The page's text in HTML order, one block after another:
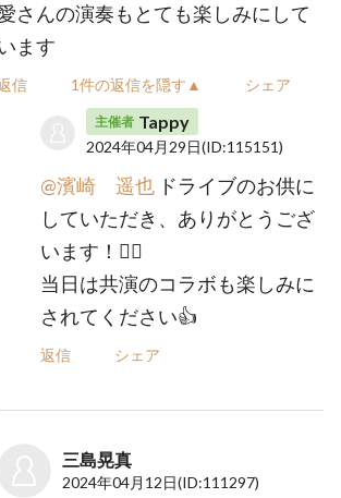
さんの演奏もとても楽しみにして
ます
信 1件の返信を隠す▲ シェア
主催者 Tappy
2024年04月29日(ID:115151)
@濱崎 遥也 ドライブのお供に
していただき、ありがとうござ
います！🙇‍♂️
当日は共演のコラボも楽しみに
されてください👍
返信 シェア
三島晃真
2024年04月12日(ID:111297)